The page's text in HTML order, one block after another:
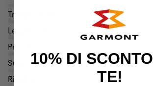
Traspirazione
Leggerezza
Protezione
Supporto
Rigidità
10% DI
TE!